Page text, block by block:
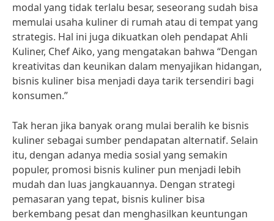
modal yang tidak terlalu besar, seseorang sudah bisa
memulai usaha kuliner di rumah atau di tempat yang
strategis. Hal ini juga dikuatkan oleh pendapat Ahli
Kuliner, Chef Aiko, yang mengatakan bahwa “Dengan
kreativitas dan keunikan dalam menyajikan hidangan,
bisnis kuliner bisa menjadi daya tarik tersendiri bagi
konsumen.”
Tak heran jika banyak orang mulai beralih ke bisnis
kuliner sebagai sumber pendapatan alternatif. Selain
itu, dengan adanya media sosial yang semakin
populer, promosi bisnis kuliner pun menjadi lebih
mudah dan luas jangkauannya. Dengan strategi
pemasaran yang tepat, bisnis kuliner bisa
berkembang pesat dan menghasilkan keuntungan